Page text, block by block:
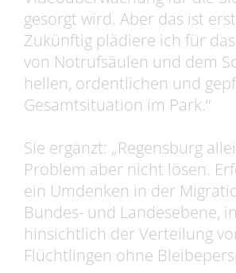
gesorgt wird. Aber das ist
Zukünftig plädiere ich für
von Notrufsäulen und dem
hellen, ordentlichen und
Gesamtsituation im Park.“
Sie ergänzt: „Regensburg
Problem aber nicht lösen.
ein Umdenken in der
Bundes- und Landesebene,
hinsichtlich der Verteilung
Flüchtlingen ohne